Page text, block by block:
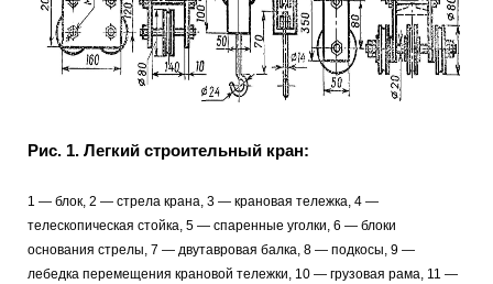
Рис. 1. Легкий строительный кран:
1 — блок, 2 — стрела крана, 3 — крановая тележка, 4 —
телескопическая стойка, 5 — спаренные уголки, 6 — блоки
основания стрелы, 7 — двутавровая балка, 8 — подкосы, 9 —
лебедка перемещения крановой тележки, 10 — грузовая рама, 11 —